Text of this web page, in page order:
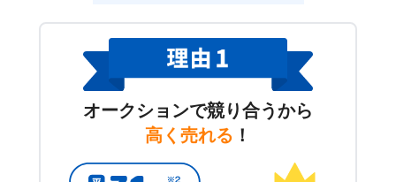
オークションで競り合うから
高く売れる ！